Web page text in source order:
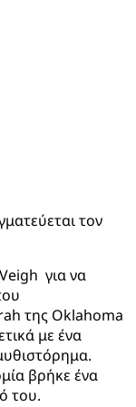
τον
για να
της Oklahoma
με ένα
βρήκε ένα
του.